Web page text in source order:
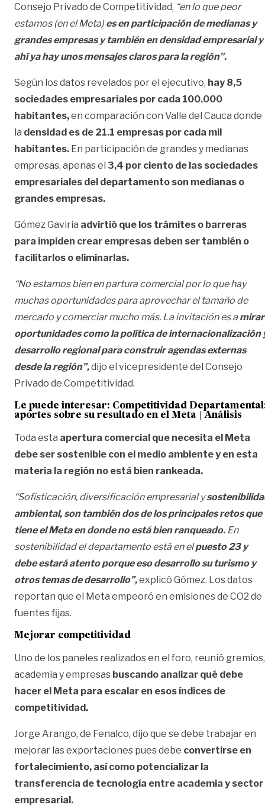
Consejo Privado de Competitividad, “en lo que peor
estamos (en el Meta) es en participación de medianas y
grandes empresas y también en densidad empresarial y
ahí ya hay unos mensajes claros para la región”.
Según los datos revelados por el ejecutivo, hay 8,5
sociedades empresariales por cada 100.000
habitantes,en comparación con Valle del Cauca donde
la densidad es de 21.1 empresas por cada mil
habitantes. En participación de grandes y medianas
empresas, apenas el 3,4 por ciento de las sociedades
empresariales del departamento son medianas o
grandes empresas.
Gómez Gaviria advirtió que los trámites o barreras
para impiden crear empresas deben ser también o
facilitarlos o eliminarlas.
“No estamos bien en partura comercial por lo que hay
muchas oportunidades para aprovechar el tamaño de
mercado y comerciar mucho más. La invitación es amirar
oportunidades como la política de internacionalización
desarrollo regional para construir agendas externas
desde la región”,dijo el vicepresidente del Consejo
Privado de Competitividad.
Le puede interesar: Competitividad
aportes sobre su resultado en el Meta | Análisis
Toda esta apertura comercial que necesita el Meta
debe ser sostenible con el medio ambiente y en esta
materia la región no está bien rankeada.
“Sofisticación, diversificación empresarial y
ambiental, son también dos de los principales retos que
tiene el Meta en donde no está bien ranqueado. En
sostenibilidad el departamento está en elpuesto 23 y
debe estará atento porque eso desarrollo su turismo y
otros temas de desarrollo”,explicó Gómez. Los datos
reportan que el Meta empeoró en emisiones de CO2 de
fuentes fijas.
Mejorar competitividad
Uno de los paneles realizados en el foro, reunió gremios,
academia y empresas buscando analizar qué debe
hacer el Meta para escalar en esos índices de
competitividad.
Jorge Arango, de Fenalco, dijo que se debe trabajar en
mejorar las exportaciones pues debe convertirse en
fortalecimiento, así como potencializar la
transferencia de tecnología entre academia y sector
empresarial.